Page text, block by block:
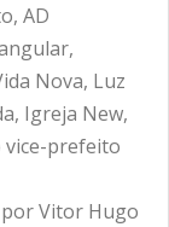
AD
Nova, Luz
Igreja New,
vice-prefeito
por Vitor Hugo